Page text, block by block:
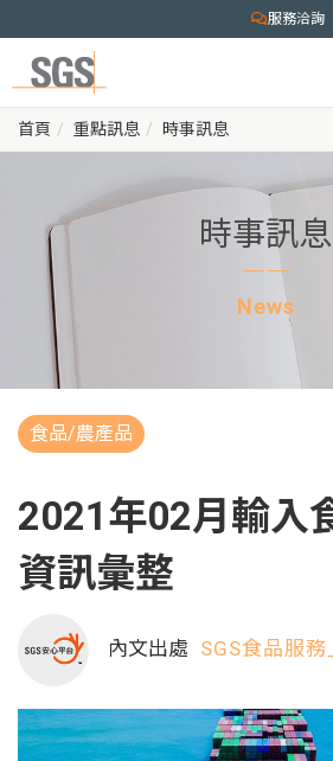
服務洽詢
首頁 重點訊息 時事訊息
時事訊息
News
食品/農產品
2021年02月輸入
資訊彙整
內文出處 SGS食品服